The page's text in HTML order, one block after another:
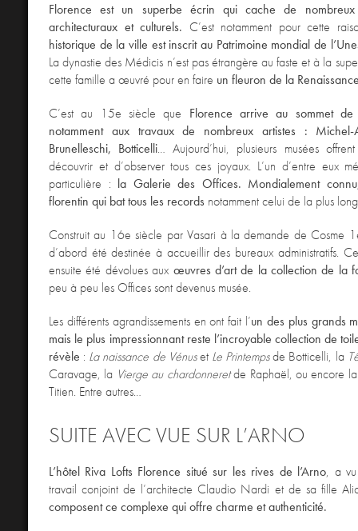
Florence est un superbe écrin qui cache de
architecturaux et culturels. C’est notamment pour cette
historique de la ville est inscrit au Patrimoine mondial de
La dynastie des Médicis n’est pas étrangère au faste et à la
cette famille a œuvré pour en faire un fleuron de la
C’est au 15e siècle que Florence arrive au sommet
notamment aux travaux de nombreux artistes : Michel-
Brunelleschi, Botticelli… Aujourd’hui, plusieurs musées
découvrir et d’observer tous ces joyaux. L’un d’entre eux
particulière : la Galerie des Offices. Mondialement
florentin qui bat tous les records notamment celui de la plus
Construit au 16e siècle par Vasari à la demande de Cosme
d’abord été destinée à accueillir des bureaux administratifs.
ensuite été dévolues aux œuvres d’art de la collection de la
peu à peu les Offices sont devenus musée.
Les différents agrandissements en ont fait l’un des plus grands
mais le plus impressionnant reste l’incroyable collection de
révèle : La naissance de Vénuset Le Printempsde Botticelli, la
Caravage, la Vierge au chardonneretde Raphaël, ou encore
Titien. Entre autres…
SUITE AVEC VUE SUR L’ARNO
L’hôtel Riva Lofts Florence situé sur les rives de l’Arno, a
travail conjoint de l’architecte Claudio Nardi et de sa fille
composent ce complexe qui offre charme et authenticité.